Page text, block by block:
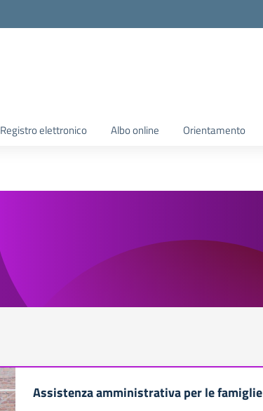
Registro elettronico Albo online Orientamento
Assistenza amministrativa per le famiglie